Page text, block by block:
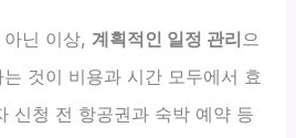
아닌 이상,계획적인 일정 관리으
것이 비용과 시간 모두에서 효
신청 전 항공권과 숙박 예약 등